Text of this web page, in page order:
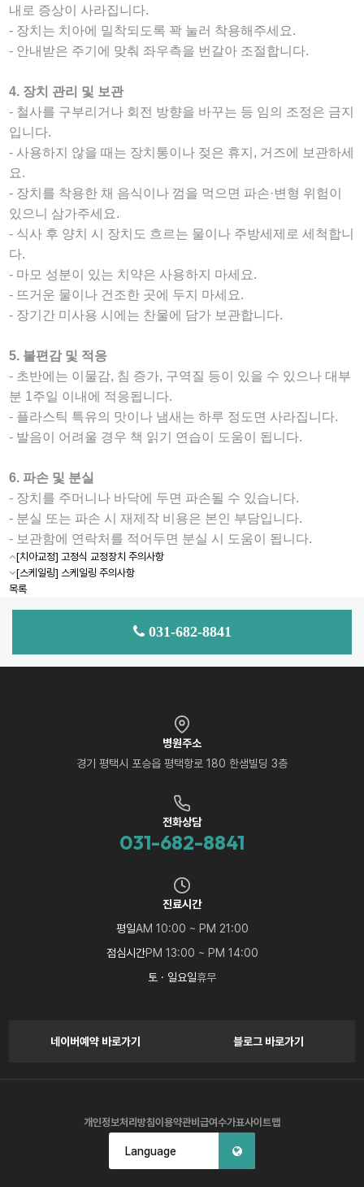
내로 증상이 사라집니다.
- 장치는 치아에 밀착되도록 꽉 눌러 착용해주세요.
- 안내받은 주기에 맞춰 좌우측을 번갈아 조절합니다.
4. 장치 관리 및 보관
- 철사를 구부리거나 회전 방향을 바꾸는 등 임의 조정은 금지
입니다.
- 사용하지 않을 때는 장치통이나 젖은 휴지, 거즈에 보관하세
요.
- 장치를 착용한 채 음식이나 껌을 먹으면 파손·변형 위험이
있으니 삼가주세요.
- 식사 후 양치 시 장치도 흐르는 물이나 주방세제로 세척합니
다.
- 마모 성분이 있는 치약은 사용하지 마세요.
- 뜨거운 물이나 건조한 곳에 두지 마세요.
- 장기간 미사용 시에는 찬물에 담가 보관합니다.
5. 불편감 및 적응
- 초반에는 이물감, 침 증가, 구역질 등이 있을 수 있으나 대부
분 1주일 이내에 적응됩니다.
- 플라스틱 특유의 맛이나 냄새는 하루 정도면 사라집니다.
- 발음이 어려울 경우 책 읽기 연습이 도움이 됩니다.
6. 파손 및 분실
- 장치를 주머니나 바닥에 두면 파손될 수 있습니다.
- 분실 또는 파손 시 재제작 비용은 본인 부담입니다.
- 보관함에 연락처를 적어두면 분실 시 도움이 됩니다.
[치아교정] 고정식 교정장치 주의사항
[스케일링] 스케일링 주의사항
목록
031-682-8841
병원주소
경기 평택시 포승읍 평택항로 180 한샘빌딩 3층
전화상담
031-682-8841
진료시간
평일AM 10:00 ~ PM 21:00
점심시간PM 13:00 ~ PM 14:00
토 · 일요일휴무
네이버예약 바로가기 블로그 바로가기
개인정보처리방침이용약관비급여수가표사이트맵
Language